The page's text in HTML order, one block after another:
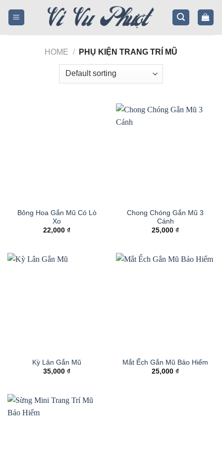
HOME / PHỤ KIỆN TRANG TRÍ MŨ
Bông Hoa Gắn Mũ Có Lò
Xo
22,000 ₫
Chong Chóng Gắn Mũ 3
Cánh
25,000 ₫
Kỳ Lân Gắn Mũ
35,000 ₫
Mắt Ếch Gắn Mũ Bảo Hiểm
25,000 ₫